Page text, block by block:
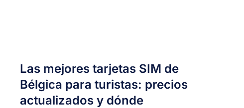
Las mejores tarjetas SIM de
Bélgica para turistas: precios
actualizados y dónde